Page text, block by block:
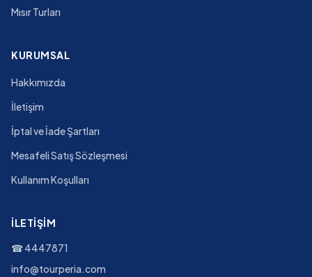
Mısır Turları
KURUMSAL
Hakkımızda
İletişim
İptal ve İade Şartları
Mesafeli Satış Sözleşmesi
Kullanım Koşulları
İLETIŞIM
☎4447871
info@tourperia.com